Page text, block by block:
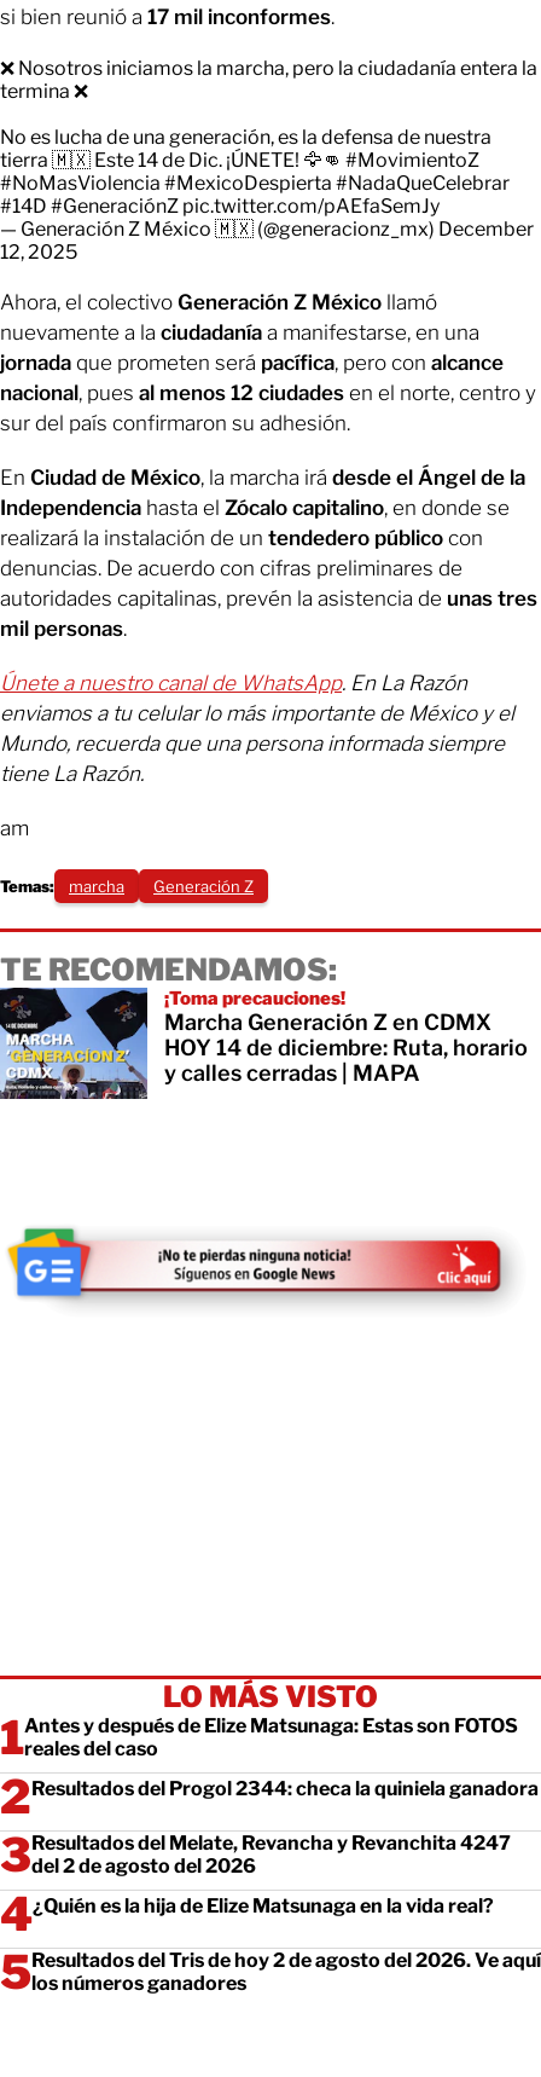
si bien reunió a 17 mil inconformes.
❌ Nosotros iniciamos la marcha, pero la ciudadanía entera la
termina ❌
No es lucha de una generación, es la defensa de nuestra
tierra 🇲🇽 Este 14 de Dic. ¡ÚNETE! 🦅👊 #MovimientoZ
#NoMasViolencia #MexicoDespierta #NadaQueCelebrar
#14D #GeneraciónZ pic.twitter.com/pAEfaSemJy
— Generación Z México 🇲🇽 (@generacionz_mx) December
12, 2025
Ahora, el colectivo Generación Z México llamó
nuevamente a la ciudadanía a manifestarse, en una
jornada que prometen será pacífica, pero con alcance
nacional, pues al menos 12 ciudades en el norte, centro y
sur del país confirmaron su adhesión.
En Ciudad de México, la marcha irá desde el Ángel de la
Independencia hasta el Zócalo capitalino, en donde se
realizará la instalación de un tendedero público con
denuncias. De acuerdo con cifras preliminares de
autoridades capitalinas, prevén la asistencia de unas tres
mil personas.
Únete a nuestro canal de WhatsApp. En La Razón
enviamos a tu celular lo más importante de México y el
Mundo, recuerda que una persona informada siempre
tiene La Razón.
am
Temas: marcha Generación Z
TE RECOMENDAMOS:
¡Toma precauciones!
Marcha Generación Z en CDMX
HOY 14 de diciembre: Ruta, horario
y calles cerradas | MAPA
LO MÁS VISTO
Antes y después de Elize Matsunaga: Estas son FOTOS
reales del caso
Resultados del Progol 2344: checa la quiniela ganadora
Resultados del Melate, Revancha y Revanchita 4247
del 2 de agosto del 2026
¿Quién es la hija de Elize Matsunaga en la vida real?
Resultados del Tris de hoy 2 de agosto del 2026. Ve aquí
los números ganadores